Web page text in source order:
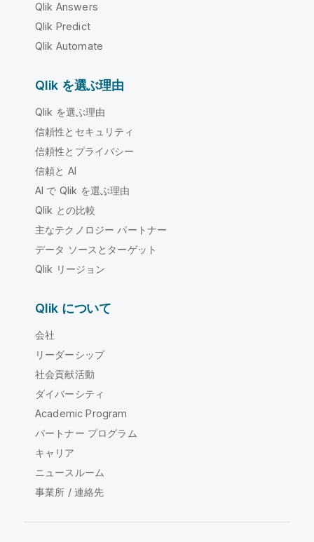
Qlik Answers
Qlik Predict
Qlik Automate
Qlik を選ぶ理由
Qlik を選ぶ理由
信頼性とセキュリティ
信頼性とプライバシー
信頼と AI
AI で Qlik を選ぶ理由
Qlik との比較
主なテクノロジー パートナー
データ ソースとターゲット
Qlik リージョン
Qlik について
会社
リーダーシップ
社会貢献活動
ダイバーシティ
Academic Program
パートナー プログラム
キャリア
ニュースルーム
事業所 / 連絡先